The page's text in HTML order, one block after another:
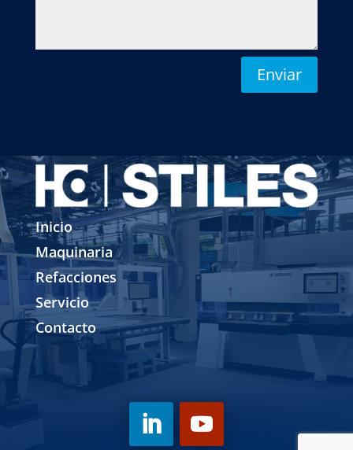
Enviar
Inicio
Maquinaria
Refacciones
Servicio
Contacto